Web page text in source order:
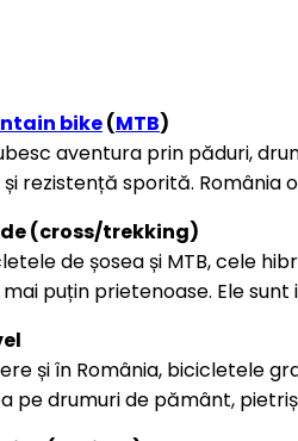
bike(MTB)
aventura prin păduri,
rezistență sporită. România
(cross/trekking)
de șosea și MTB, cele
puțin prietenoase. Ele
și în România, bicicletele
pe drumuri de pământ,